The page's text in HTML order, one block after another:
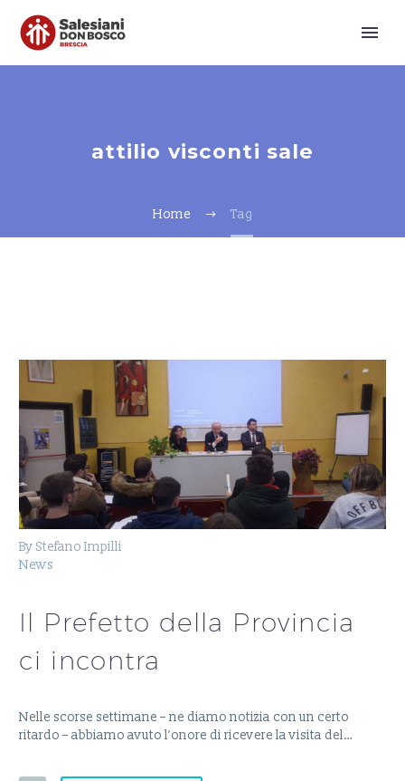
attilio visconti sale
Home Tag
By Stefano Impilli
News
Il Prefetto della Provincia
ci incontra
Nelle scorse settimane – ne diamo notizia con un certo
ritardo – abbiamo avuto l’onore di ricevere la visita del…